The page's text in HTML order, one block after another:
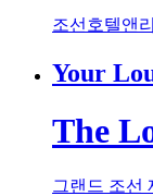
조선호텔앤
Your
The
그랜드 조선